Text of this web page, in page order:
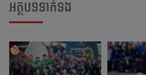
អត្ថបទទាក់ទង